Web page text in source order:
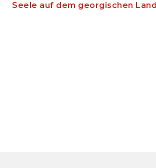
Seele auf dem georgischen Land